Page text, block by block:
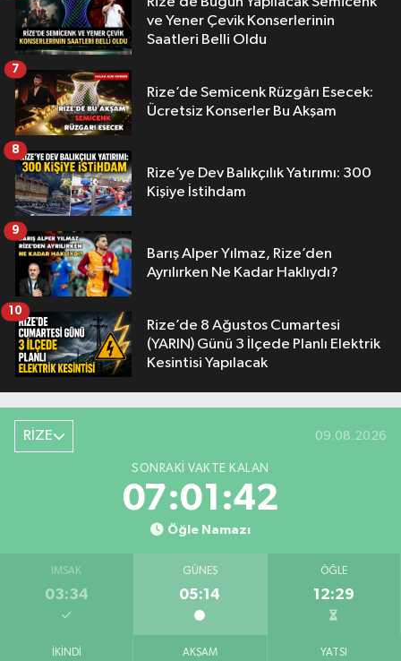
ve Yener Çevik Konserlerinin
Saatleri Belli Oldu
Rize’de Semicenk Rüzgârı Esecek:
Ücretsiz Konserler Bu Akşam
7
Rize’ye Dev Balıkçılık Yatırımı: 300
Kişiye İstihdam
8
Barış Alper Yılmaz, Rize’den
Ayrılırken Ne Kadar Haklıydı?
9
Rize’de 8 Ağustos Cumartesi
(YARIN) Günü 3 İlçede Planlı Elektrik
Kesintisi Yapılacak
10
RİZE 09.08.2026
SONRAKI VAKTE KALAN
07:01:41
Öğle Namazı
İMSAK
03:34
GÜNEŞ
05:14
ÖĞLE
12:29
İKINDI AKŞAM YATSI